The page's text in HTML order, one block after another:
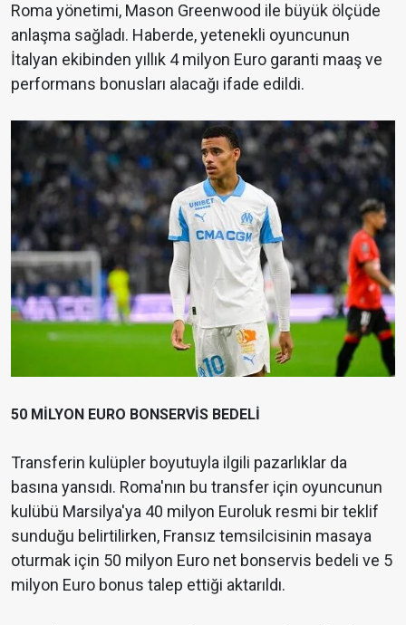
Roma yönetimi, Mason Greenwood ile büyük ölçüde
anlaşma sağladı. Haberde, yetenekli oyuncunun
İtalyan ekibinden yıllık 4 milyon Euro garanti maaş ve
performans bonusları alacağı ifade edildi.
50 MİLYON EURO BONSERVİS BEDELİ
Transferin kulüpler boyutuyla ilgili pazarlıklar da
basına yansıdı. Roma'nın bu transfer için oyuncunun
kulübü Marsilya'ya 40 milyon Euroluk resmi bir teklif
sunduğu belirtilirken, Fransız temsilcisinin masaya
oturmak için 50 milyon Euro net bonservis bedeli ve 5
milyon Euro bonus talep ettiği aktarıldı.